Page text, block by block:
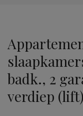
badk., 2
verdiep